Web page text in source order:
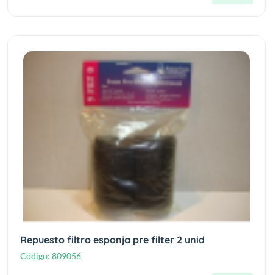
Repuesto filtro esponja pre filter 2 unid
Código: 809056